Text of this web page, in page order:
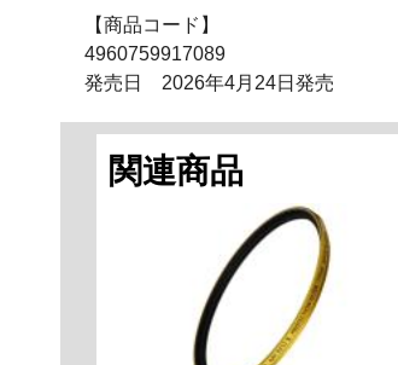
【商品コード】
4960759917089
発売日 2026年4月24日発売
関連商品